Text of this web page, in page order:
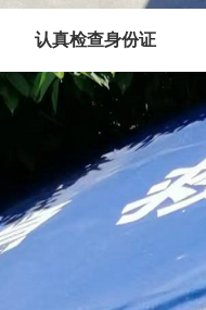
认真检查身份证